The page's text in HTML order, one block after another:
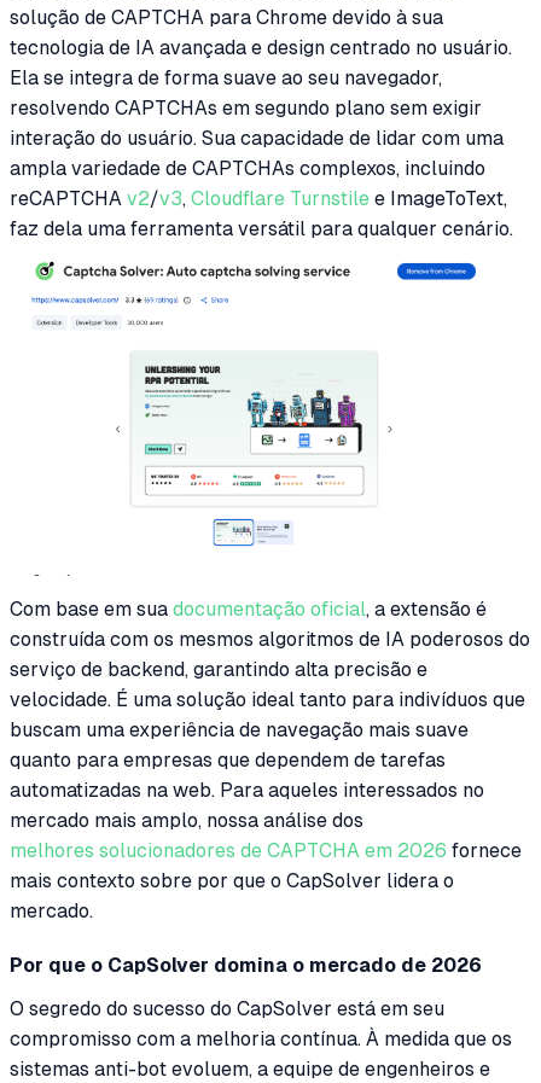
solução de CAPTCHA para Chrome devido à sua
tecnologia de IA avançada e design centrado no usuário.
Ela se integra de forma suave ao seu navegador,
resolvendo CAPTCHAs em segundo plano sem exigir
interação do usuário. Sua capacidade de lidar com uma
ampla variedade de CAPTCHAs complexos, incluindo
reCAPTCHA v2/v3, Cloudflare Turnstile e ImageToText,
faz dela uma ferramenta versátil para qualquer cenário.
Com base em sua documentação oficial, a extensão é
construída com os mesmos algoritmos de IA poderosos do
serviço de backend, garantindo alta precisão e
velocidade. É uma solução ideal tanto para indivíduos que
buscam uma experiência de navegação mais suave
quanto para empresas que dependem de tarefas
automatizadas na web. Para aqueles interessados no
mercado mais amplo, nossa análise dos
melhores solucionadores de CAPTCHA em 2026 fornece
mais contexto sobre por que o CapSolver lidera o
mercado.
Por que o CapSolver domina o mercado de 2026
O segredo do sucesso do CapSolver está em seu
compromisso com a melhoria contínua. À medida que os
sistemas anti-bot evoluem, a equipe de engenheiros e